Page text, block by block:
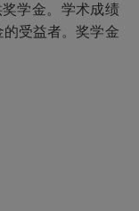
学金。学术成绩
受益者。奖学金